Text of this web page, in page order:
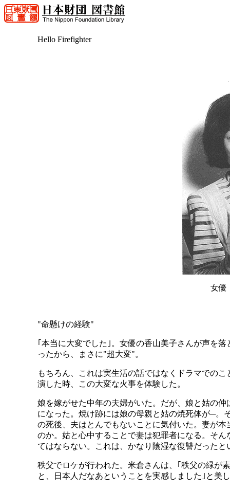
Hello Firefighter
女
"命懸けの経験"
｢本当に大変でした｣。女優の香山美子さんが声を
ったから、まさに"超大変"。
もちろん、これは実生活の話ではなくドラマでの
演した時、この大変な火事を体験した。
娘を嫁がせた中年の夫婦がいた。だが、娘と姑の
になった。焼け跡には娘の母親と姑の焼死体が─。
の死後、夫はとんでもないことに気付いた。妻が
のか。姑と心中することで妻は犯罪者になる。そ
てはならない。これは、かなり陰湿な復讐だった
秩父でロケが行われた。米倉さんは、｢秩父の緑が
と、日本人だなあということを実感しました｣と美